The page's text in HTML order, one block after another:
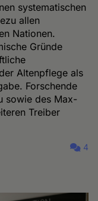
systematischen
allen
Nationen.
Gründe
Altenpflege als
Forschende
sowie des Max-
Treiber
4